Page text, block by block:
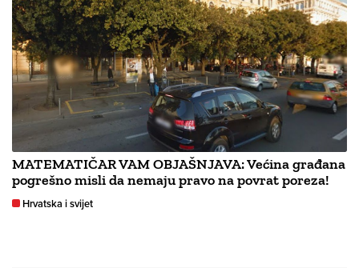
MATEMATIČAR VAM OBJAŠNJAVA: Većina građana
pogrešno misli da nemaju pravo na povrat poreza!
Hrvatska i svijet